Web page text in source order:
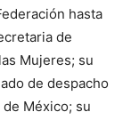
hasta
de
Mujeres; su
de despacho
México; su